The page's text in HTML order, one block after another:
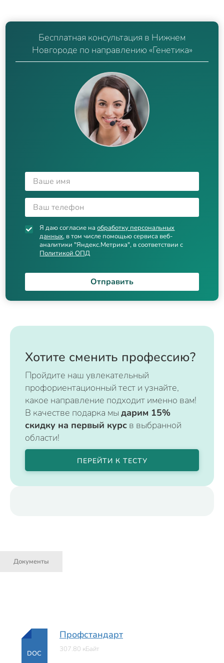
Бесплатная консультация в Нижнем
Новгороде по направлению «Генетика»
Я даю согласие наобработку персональных
данных, в том числе помощью сервиса веб-
аналитики "Яндекс.Метрика", в соответствии с
Политикой ОПД
Отправить
Хотите сменить профессию?
Пройдите наш увлекательный
профориентационный тест и узнайте,
какое направление подходит именно вам!
В качестве подарка мы дарим 15%
скидку на первый курс в выбранной
области!
ПЕРЕЙТИ К ТЕСТУ
Документы
DOC
Профстандарт
307.80 кБайт